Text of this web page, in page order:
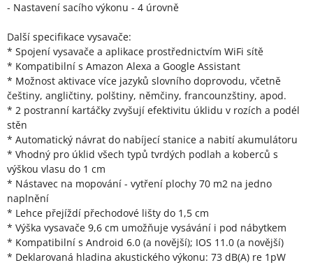
- Nastavení sacího výkonu - 4 úrovně
Další specifikace vysavače:
* Spojení vysavače a aplikace prostřednictvím WiFi sítě
* Kompatibilní s Amazon Alexa a Google Assistant
* Možnost aktivace více jazyků slovního doprovodu, včetně
češtiny, angličtiny, polštiny, němčiny, francounzštiny, apod.
* 2 postranní kartáčky zvyšují efektivitu úklidu v rozích a podél
stěn
* Automatický návrat do nabíjecí stanice a nabití akumulátoru
* Vhodný pro úklid všech typů tvrdých podlah a koberců s
výškou vlasu do 1 cm
* Nástavec na mopování - vytření plochy 70 m2 na jedno
naplnění
* Lehce přejíždí přechodové lišty do 1,5 cm
* Výška vysavače 9,6 cm umožňuje vysávání i pod nábytkem
* Kompatibilní s Android 6.0 (a novější); IOS 11.0 (a novější)
* Deklarovaná hladina akustického výkonu: 73 dB(A) re 1pW